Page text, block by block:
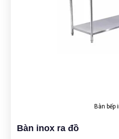
Bàn bếp
Bàn inox ra đồ